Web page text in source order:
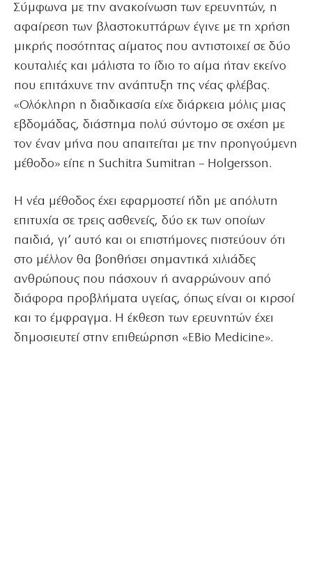
Σύμφωνα με την ανακοίνωση των ερευνητών, η
αφαίρεση των βλαστοκυττάρων έγινε με τη χρήση
μικρής ποσότητας αίματος που αντιστοιχεί σε δύο
κουταλιές και μάλιστα το ίδιο το αίμα ήταν εκείνο
που επιτάχυνε την ανάπτυξη της νέας φλέβας.
«Ολόκληρη η διαδικασία είχε διάρκεια μόλις μιας
εβδομάδας, διάστημα πολύ σύντομο σε σχέση με
τον έναν μήνα που απαιτείται με την προηγούμενη
μέθοδο» είπε η Suchitra Sumitran – Holgersson.
Η νέα μέθοδος έχει εφαρμοστεί ήδη με απόλυτη
επιτυχία σε τρεις ασθενείς, δύο εκ των οποίων
παιδιά, γι’ αυτό και οι επιστήμονες πιστεύουν ότι
στο μέλλον θα βοηθήσει σημαντικά χιλιάδες
ανθρώπους που πάσχουν ή αναρρώνουν από
διάφορα προβλήματα υγείας, όπως είναι οι κιρσοί
και το έμφραγμα. Η έκθεση των ερευνητών έχει
δημοσιευτεί στην επιθεώρηση «EBio Medicine».